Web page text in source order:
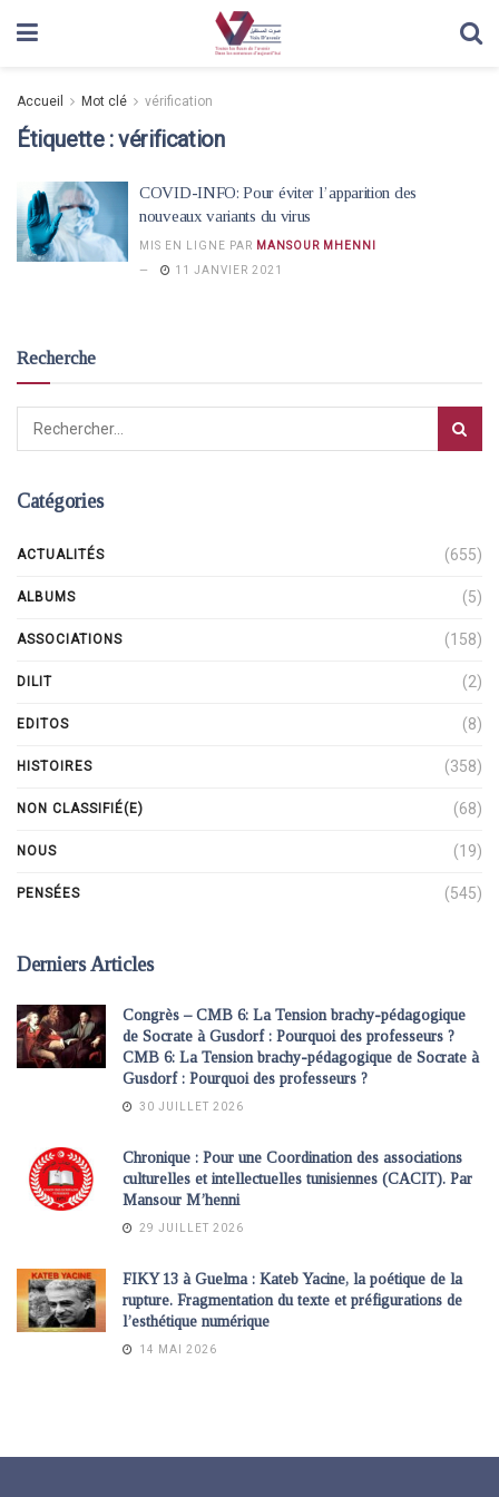
Accueil Mot clé vérification
Étiquette :vérification
COVID-INFO: Pour éviter l’apparition des
nouveaux variants du virus
MIS EN LIGNE PAR MANSOUR MHENNI
11 JANVIER 2021
Recherche
Catégories
ACTUALITÉS (655)
ALBUMS (5)
ASSOCIATIONS (158)
DILIT (2)
EDITOS (8)
HISTOIRES (358)
NON CLASSIFIÉ(E) (68)
NOUS (19)
PENSÉES (545)
Derniers Articles
Congrès – CMB 6: La Tension brachy-pédagogique
de Socrate à Gusdorf : Pourquoi des professeurs ?
CMB 6: La Tension brachy-pédagogique de Socrate à
Gusdorf : Pourquoi des professeurs ?
30 JUILLET 2026
Chronique : Pour une Coordination des associations
culturelles et intellectuelles tunisiennes (CACIT). Par
Mansour M’henni
29 JUILLET 2026
FIKY 13 à Guelma : Kateb Yacine, la poétique de la
rupture. Fragmentation du texte et préfigurations de
l’esthétique numérique
14 MAI 2026